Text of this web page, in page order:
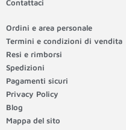
Contattaci
Ordini e area personale
Termini e condizioni di vendita
Resi e rimborsi
Spedizioni
Pagamenti sicuri
Privacy Policy
Blog
Mappa del sito